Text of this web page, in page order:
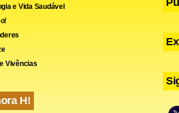
e Vida Saudável
Vivências
H!